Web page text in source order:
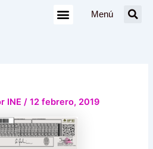
Menú
INE/12 febrero, 2019